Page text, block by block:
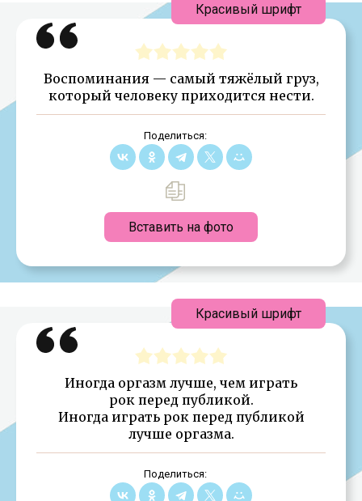
Воспоминания — самый тяжёлый груз,
который человеку приходится нести.
Поделиться:
Вставить на фото
Красивый шрифт
Иногда оргазм лучше, чем играть
рок перед публикой.
Иногда играть рок перед публикой
лучше оргазма.
Поделиться:
Красивый шрифт